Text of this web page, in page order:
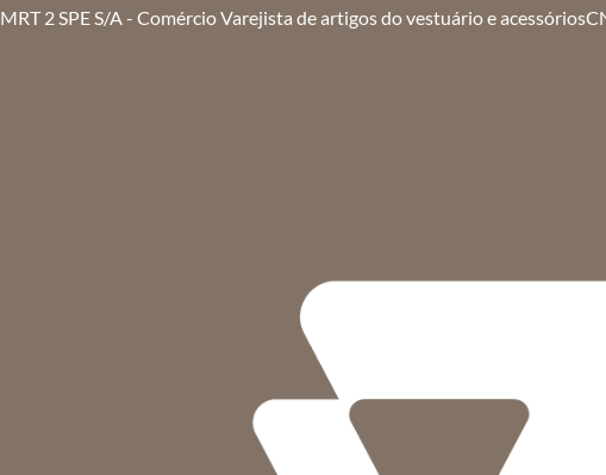
MRT 2 SPE S/A - Comércio Varejista de artigos do vestuário e acessórios